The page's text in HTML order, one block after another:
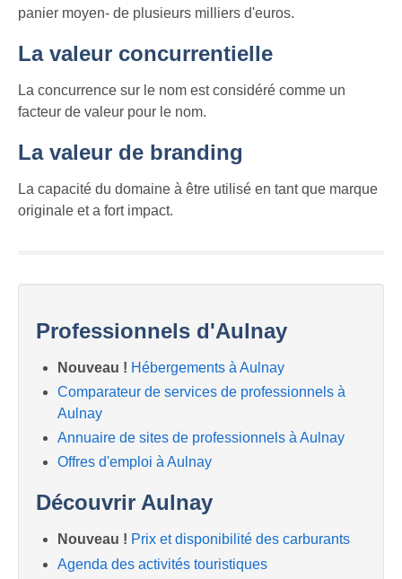
panier moyen- de plusieurs milliers d'euros.
La valeur concurrentielle
La concurrence sur le nom est considéré comme un
facteur de valeur pour le nom.
La valeur de branding
La capacité du domaine à être utilisé en tant que marque
originale et a fort impact.
Professionnels d'Aulnay
Nouveau ! Hébergements à Aulnay
Comparateur de services de professionnels à
Aulnay
Annuaire de sites de professionnels à Aulnay
Offres d'emploi à Aulnay
Découvrir Aulnay
Nouveau ! Prix et disponibilité des carburants
Agenda des activités touristiques